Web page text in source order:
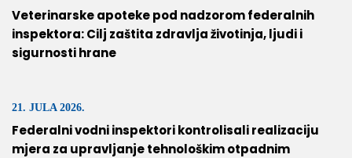
Veterinarske apoteke pod nadzorom federalnih
inspektora: Cilj zaštita zdravlja životinja, ljudi i
sigurnosti hrane
21. JULA 2026.
Federalni vodni inspektori kontrolisali realizaciju
mjera za upravljanje tehnološkim otpadnim